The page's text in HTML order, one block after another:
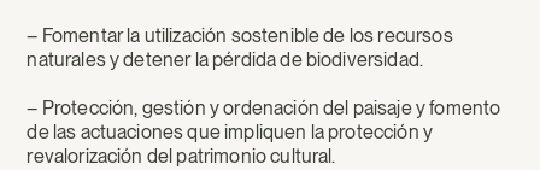
– Fomentar la utilización sostenible de los recursos
naturales y detener la pérdida de biodiversidad.
– Protección, gestión y ordenación del paisaje y fomento
de las actuaciones que impliquen la protección y
revalorización del patrimonio cultural.